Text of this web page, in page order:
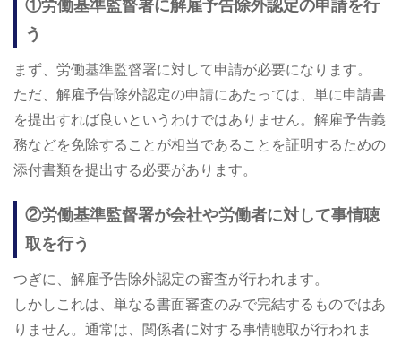
①労働基準監督署に解雇予告除外認定の申請を行
う
まず、労働基準監督署に対して申請が必要になります。
ただ、解雇予告除外認定の申請にあたっては、単に申請書
を提出すれば良いというわけではありません。解雇予告義
務などを免除することが相当であることを証明するための
添付書類を提出する必要があります。
②労働基準監督署が会社や労働者に対して事情聴
取を行う
つぎに、解雇予告除外認定の審査が行われます。
しかしこれは、単なる書面審査のみで完結するものではあ
りません。通常は、関係者に対する事情聴取が行われま